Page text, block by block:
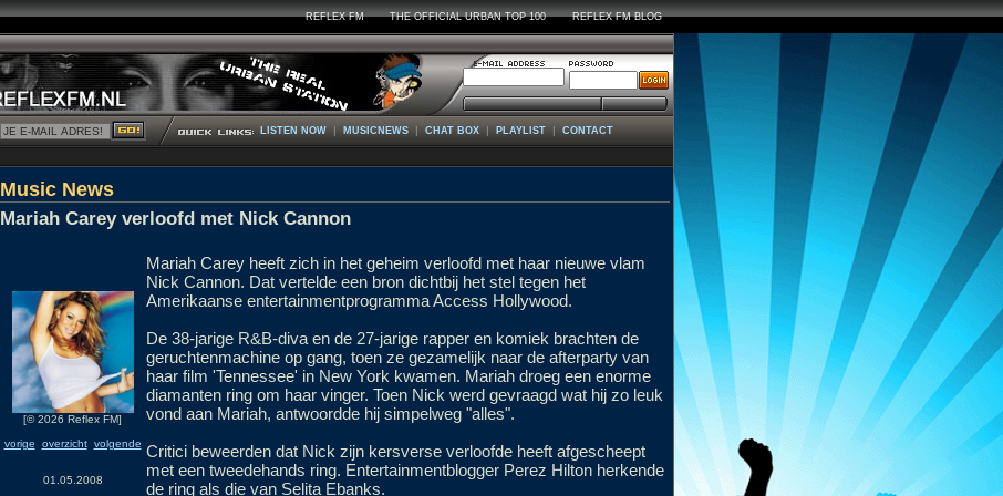
REFLEX FM THE OFFICIAL URBAN TOP 100 REFLEX FM BLOG
LISTEN NOW | MUSICNEWS | CHAT BOX | PLAYLIST | CONTACT
Music News
Mariah Carey verloofd met Nick Cannon
[© 2026 Reflex FM]
vorige
overzicht volgende
01.05.2008
Mariah Carey heeft zich in het geheim verloofd met haar nieuwe vlam
Nick Cannon. Dat vertelde een bron dichtbij het stel tegen het
Amerikaanse entertainmentprogramma Access Hollywood.
De 38-jarige R&B-diva en de 27-jarige rapper en komiek brachten de
geruchtenmachine op gang, toen ze gezamelijk naar de afterparty van
haar film 'Tennessee' in New York kwamen. Mariah droeg een enorme
diamanten ring om haar vinger. Toen Nick werd gevraagd wat hij zo leuk
vond aan Mariah, antwoordde hij simpelweg "alles".
Critici beweerden dat Nick zijn kersverse verloofde heeft afgescheept
met een tweedehands ring. Entertainmentblogger Perez Hilton herkende
de ring als die van Selita Ebanks.